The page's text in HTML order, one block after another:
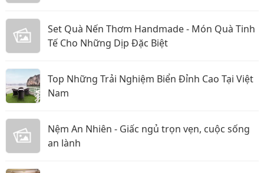
Set Quà Nến Thơm Handmade - Món Quà Tinh
Tế Cho Những Dịp Đặc Biệt
Top Những Trải Nghiệm Biển Đỉnh Cao Tại Việt
Nam
Nệm An Nhiên - Giấc ngủ trọn vẹn, cuộc sống
an lành